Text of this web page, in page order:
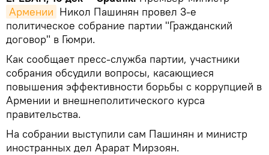
Армении Никол Пашинян провел 3-е
политическое собрание партии "Гражданский
договор" в Гюмри.
Как сообщает пресс-служба партии, участники
собрания обсудили вопросы, касающиеся
повышения эффективности борьбы с коррупцией в
Армении и внешнеполитического курса
правительства.
На собрании выступили сам Пашинян и министр
иностранных дел Арарат Мирзоян.